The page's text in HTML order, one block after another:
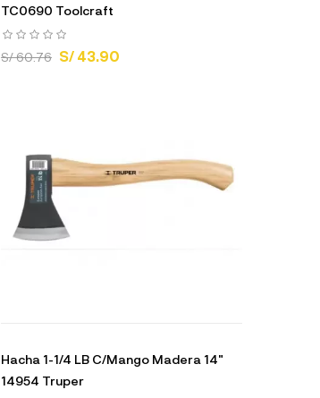
TC0690 Toolcraft
S/ 60.76 S/ 43.90
Hacha 1-1/4 LB C/Mango Madera 14"
14954 Truper